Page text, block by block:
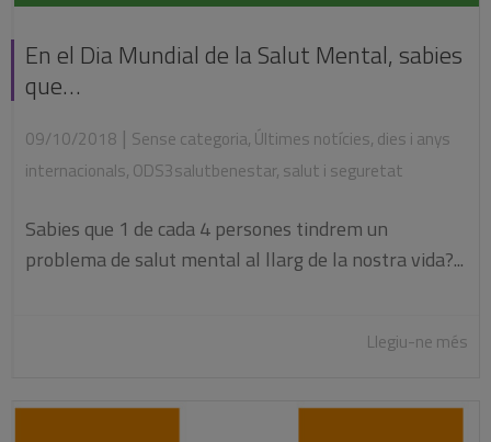
En el Dia Mundial de la Salut Mental, sabies
que…
09/10/2018 | Sense categoria, Últimes notícies, dies i anys
internacionals, ODS3salutbenestar, salut i seguretat
Sabies que 1 de cada 4 persones tindrem un
problema de salut mental al llarg de la nostra vida?...
Llegiu-ne més